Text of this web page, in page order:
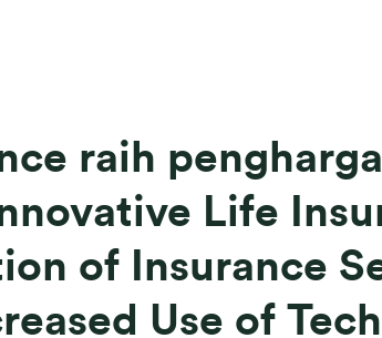
raih
Life
of Insurance
Use of